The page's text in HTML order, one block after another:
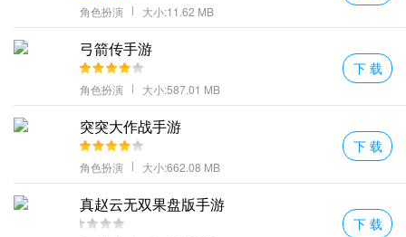
游戏中可以选择不同的游戏玩法在遇到不同的敌人使用不同的攻击
来获得胜利。
所有的副本都能挑战快速的踏寻不同的仙界场地去提升自己更快成
长不断的成为受大家敬仰的仙界大神。
更多好玩的游戏，请持续关注七号手游网
角色扮演 大小:11.62 MB
弓箭传手游
角色扮演 大小:587.01 MB
下 载
突突大作战手游
角色扮演 大小:662.08 MB
下 载
真赵云无双果盘版手游
下 载